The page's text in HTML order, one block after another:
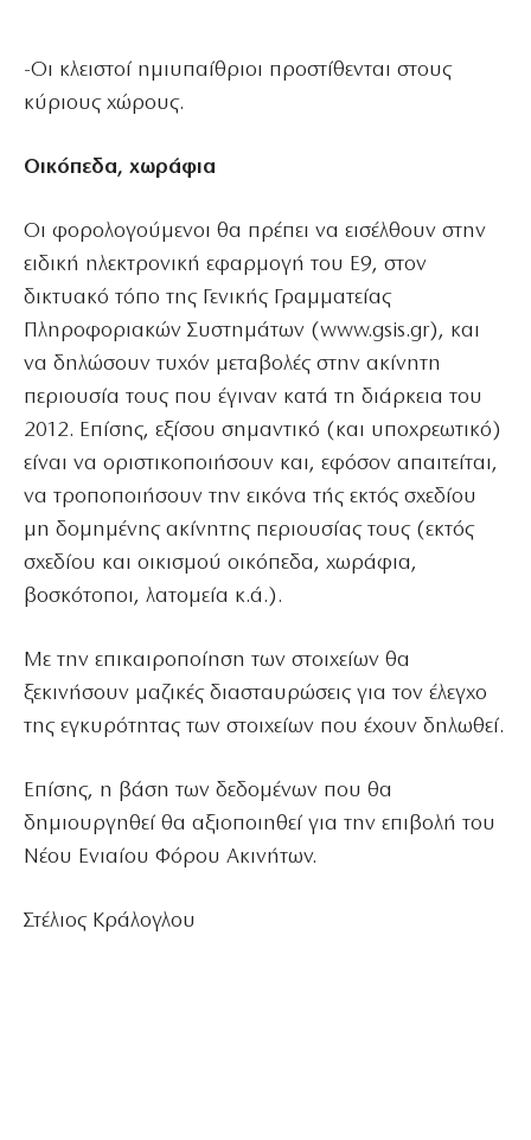
-Οι κλειστοί ημιυπαίθριοι προστίθενται στους
κύριους χώρους.
Οικόπεδα, χωράφια
Οι φορολογούμενοι θα πρέπει να εισέλθουν στην
ειδική ηλεκτρονική εφαρμογή του Ε9, στον
δικτυακό τόπο της Γενικής Γραμματείας
Πληροφοριακών Συστημάτων (www.gsis.gr), και
να δηλώσουν τυχόν μεταβολές στην ακίνητη
περιουσία τους που έγιναν κατά τη διάρκεια του
2012. Επίσης, εξίσου σημαντικό (και υποχρεωτικό)
είναι να οριστικοποιήσουν και, εφόσον απαιτείται,
να τροποποιήσουν την εικόνα τής εκτός σχεδίου
μη δομημένης ακίνητης περιουσίας τους (εκτός
σχεδίου και οικισμού οικόπεδα, χωράφια,
βοσκότοποι, λατομεία κ.ά.).
Με την επικαιροποίηση των στοιχείων θα
ξεκινήσουν μαζικές διασταυρώσεις για τον έλεγχο
της εγκυρότητας των στοιχείων που έχουν δηλωθεί.
Επίσης, η βάση των δεδομένων που θα
δημιουργηθεί θα αξιοποιηθεί για την επιβολή του
Νέου Ενιαίου Φόρου Ακινήτων.
Στέλιος Κράλογλου